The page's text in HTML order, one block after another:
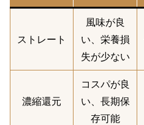
ストレート
風味が良
い、栄養損
失が少ない
濃縮還元
コスパが良
い、長期保
存可能